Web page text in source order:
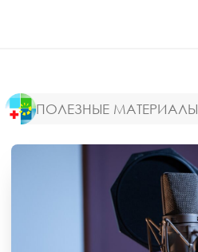
ПОЛЕЗНЫЕ МАТЕРИАЛЫ